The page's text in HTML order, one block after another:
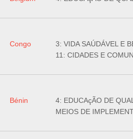
Congo
3: VIDA SAÚDÁVEL E
11: CIDADES E
Bénin
4: EDUCAçÃO DE
MEIOS DE